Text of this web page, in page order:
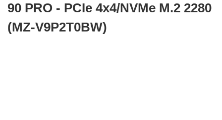
90 PRO - PCIe 4x4/NVMe M.2 2280
(MZ-V9P2T0BW)